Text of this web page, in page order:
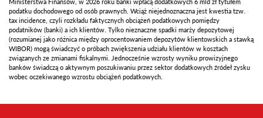
Ministerstwa Finansów, w 2026 roku banki wpłacą dodatkowych 6 mld zł tytułem
podatku dochodowego od osób prawnych. Wciąż niejednoznaczna jest kwestia tzw.
tax incidence, czyli rozkładu faktycznych obciążeń podatkowych pomiędzy
podatników (banki) a ich klientów. Tylko nieznaczne spadki marży depozytowej
(rozumianej jako różnica między oprocentowaniem depozytów klientowskich a stawką
WIBOR) mogą świadczyć o próbach zwiększenia udziału klientów w kosztach
związanych ze zmianami fiskalnymi. Jednocześnie wzrosty wyniku prowizyjnego
banków świadczą o aktywnym poszukiwaniu przez sektor dodatkowych źródeł zysku
wobec oczekiwanego wzrostu obciążeń podatkowych.